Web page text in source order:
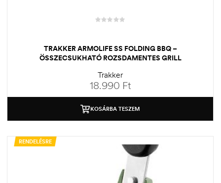
TRAKKER ARMOLIFE SS FOLDING BBQ –
ÖSSZECSUKHATÓ ROZSDAMENTES GRILL
Trakker
18.990 Ft
KOSÁRBA TESZEM
RENDELÉSRE